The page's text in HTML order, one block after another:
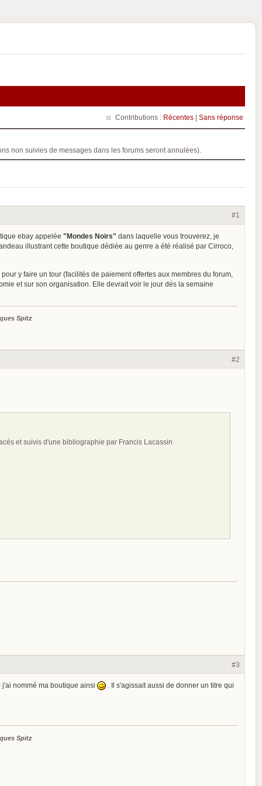
Contributions : Récentes | Sans réponse
non suivies de messages dans les forums seront annulées).
#1
ebay appelée "Mondes Noirs" dans laquelle vous trouverez, je
illustrant cette boutique dédiée au genre a été réalisé par Cirroco,
y faire un tour (facilités de paiement offertes aux membres du forum,
et sur son organisation. Elle devrait voir le jour dés la semaine
Spitz
#2
et suivis d'une bibliographie par Francis Lacassin
#3
nommé ma boutique ainsi
. Il s'agissait aussi de donner un titre qui
Spitz